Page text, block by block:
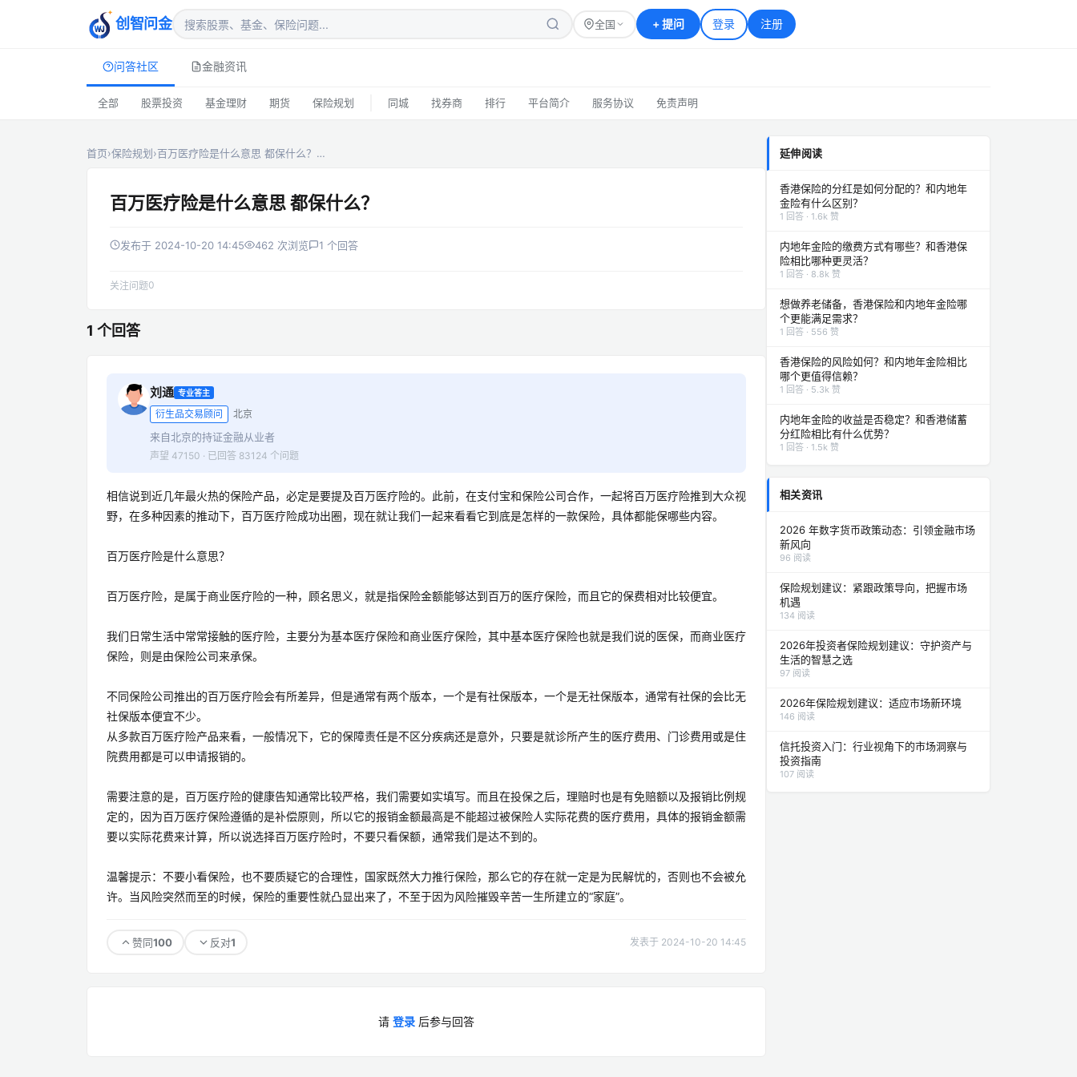
创智问金 全国 +提问 登录 注册
问答社区 金融资讯
全部 股票投资 基金理财 期货 保险规划 同城 找券商 排行 平台简介 服务协议 免责声明
首页›保险规划›百万医疗险是什么意思 都保什么？…
百万医疗险是什么意思 都保什么？
发布于 2024-10-20 14:45 462 次浏览 1 个回答
关注问题0
1 个回答
刘通 专业答主
衍生品交易顾问 北京
来自北京的持证金融从业者
声望 47150 · 已回答 83124 个问题
相信说到近几年最火热的保险产品，必定是要提及百万医疗险的。此前，在支付宝和保险公司合作，一起将百万医疗险推到大众视
野，在多种因素的推动下，百万医疗险成功出圈，现在就让我们一起来看看它到底是怎样的一款保险，具体都能保哪些内容。
百万医疗险是什么意思？
百万医疗险，是属于商业医疗险的一种，顾名思义，就是指保险金额能够达到百万的医疗保险，而且它的保费相对比较便宜。
我们日常生活中常常接触的医疗险，主要分为基本医疗保险和商业医疗保险，其中基本医疗保险也就是我们说的医保，而商业医疗
保险，则是由保险公司来承保。
不同保险公司推出的百万医疗险会有所差异，但是通常有两个版本，一个是有社保版本，一个是无社保版本，通常有社保的会比无
社保版本便宜不少。
从多款百万医疗险产品来看，一般情况下，它的保障责任是不区分疾病还是意外，只要是就诊所产生的医疗费用、门诊费用或是住
院费用都是可以申请报销的。
需要注意的是，百万医疗险的健康告知通常比较严格，我们需要如实填写。而且在投保之后，理赔时也是有免赔额以及报销比例规
定的，因为百万医疗保险遵循的是补偿原则，所以它的报销金额最高是不能超过被保险人实际花费的医疗费用，具体的报销金额需
要以实际花费来计算，所以说选择百万医疗险时，不要只看保额，通常我们是达不到的。
温馨提示：不要小看保险，也不要质疑它的合理性，国家既然大力推行保险，那么它的存在就一定是为民解忧的，否则也不会被允
许。当风险突然而至的时候，保险的重要性就凸显出来了，不至于因为风险摧毁辛苦一生所建立的“家庭”。
赞同100 反对1 发表于 2024-10-20 14:45
请 登录 后参与回答
延伸阅读
香港保险的分红是如何分配的？和内地年
金险有什么区别？
1 回答 · 1.6k 赞
内地年金险的缴费方式有哪些？和香港保
险相比哪种更灵活？
1 回答 · 8.8k 赞
想做养老储备，香港保险和内地年金险哪
个更能满足需求？
1 回答 · 556 赞
香港保险的风险如何？和内地年金险相比
哪个更值得信赖？
1 回答 · 5.3k 赞
内地年金险的收益是否稳定？和香港储蓄
分红险相比有什么优势？
1 回答 · 1.5k 赞
相关资讯
2026 年数字货币政策动态：引领金融市场
新风向
96 阅读
保险规划建议：紧跟政策导向，把握市场
机遇
134 阅读
2026年投资者保险规划建议：守护资产与
生活的智慧之选
97 阅读
2026年保险规划建议：适应市场新环境
146 阅读
信托投资入门：行业视角下的市场洞察与
投资指南
107 阅读